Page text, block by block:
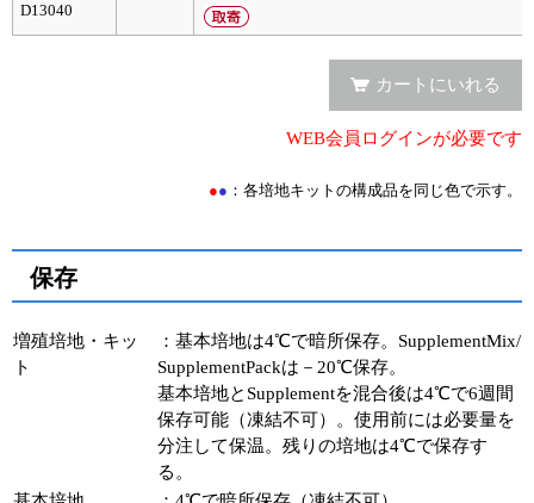
アプリケーションノート
D13040
●● ：各培地キットの構成品を同じ色で示す。
カートにいれる
WEB会員ログインが必要です
保存
増殖培地・キッ
ト
：基本培地は4℃で暗所保存。SupplementMix/
SupplementPackは－20℃保存。
基本培地とSupplementを混合後は4℃で6週間
保存可能（凍結不可）。使用前には必要量を
分注して保温。残りの培地は4℃で保存す
る。